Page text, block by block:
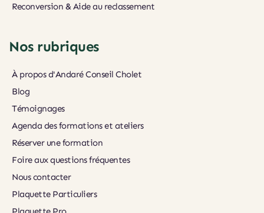
Reconversion & Aide au reclassement
Nos rubriques
À propos d'Andaré Conseil Cholet
Blog
Témoignages
Agenda des formations et ateliers
Réserver une formation
Foire aux questions fréquentes
Nous contacter
Plaquette Particuliers